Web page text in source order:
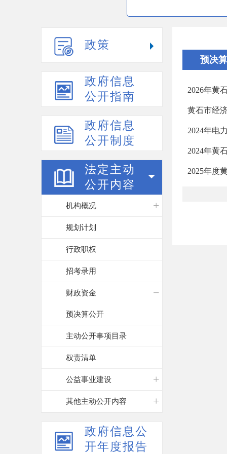
政策
政府信息
公开指南
政府信息
公开制度
法定主动
公开内容
机构概况
规划计划
行政职权
招考录用
财政资金
预决算公开
主动公开事项目录
权责清单
公益事业建设
其他主动公开内容
政府信息公
开年度报告
预决
2026年黄
黄石市经
2024年电
2024年黄
2025年度